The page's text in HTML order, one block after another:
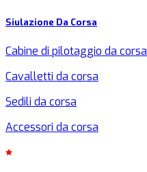
Siulazione Da Corsa
Cabine di pilotaggio da corsa
Cavalletti da corsa
Sedili da corsa
Accessori da corsa